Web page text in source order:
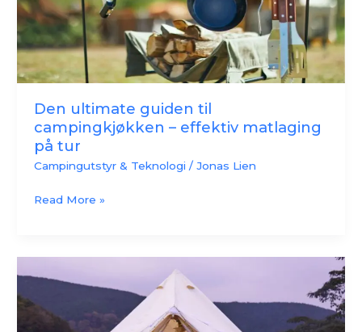
Den ultimate guiden til
campingkjøkken – effektiv matlaging
på tur
Campingutstyr & Teknologi / Jonas Lien
matlaging
på
tur
Read More »
for
camping: